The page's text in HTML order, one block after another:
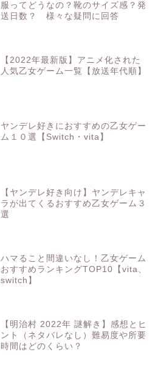
服ってどうなの？靴のサイズ感？発
送日数？ 様々な疑問に回答
【2022年最新版】アニメ化された
人気乙女ゲーム一覧【放送年代順】
ヤンデレ好きにおすすめの乙女ゲー
ム１０選【Switch・vita】
【ヤンデレ好き向け】ヤンデレキャ
ラが出てくるおすすめ乙女ゲーム３
選
ハマること間違いなし！乙女ゲーム
おすすめランキングTOP10【vita、
switch】
【明治村 2022年 謎解き】感想とヒ
ント（ネタバレなし）難易度や所要
時間はどのくらい？